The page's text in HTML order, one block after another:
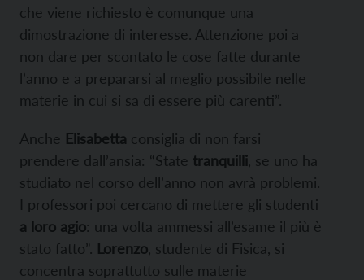
che viene richiesto è comunque una
dimostrazione di interesse. Attenzione poi a
non dare per scontato le cose fatte durante
l’anno e a prepararsi al meglio possibile nelle
materie in cui si sa di essere più carenti”.
Anche Elisabetta consiglia di non farsi
prendere dall’ansia: “State tranquilli , se uno ha
studiato nel corso dell’anno non avrà problemi.
I professori poi cercano di mettere gli studenti
a loro agio: una volta ammessi all’esame il più è
stato fatto”. Lorenzo , studente di Fisica, si
concentra soprattutto sulle materie